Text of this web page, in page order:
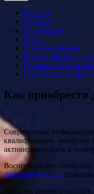
Главная
На заказ
Партнерство
F.A.Q.
Способы оплаты
Купить диплом о
Где можно купить
Покупка диплома в
Как приобрести
Современные
квалификацию, завершив
активировать путь к
Воспользуйтесь
diplomirovans.com
Здесь вы сможете